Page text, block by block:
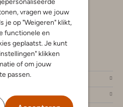
vragen we jouw
je op "Weigeren" klikt,
functionele en
geplaatst. Je kunt
klikken
of om jouw
passen.
uur